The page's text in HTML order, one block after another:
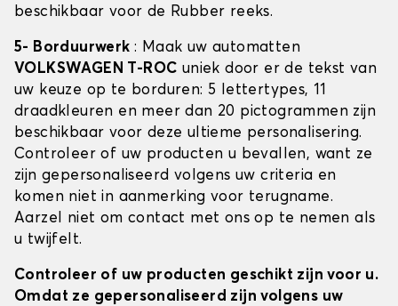
beschikbaar voor de Rubber reeks.
5- Borduurwerk : Maak uw automatten
VOLKSWAGEN T-ROC uniek door er de tekst van
uw keuze op te borduren: 5 lettertypes, 11
draadkleuren en meer dan 20 pictogrammen zijn
beschikbaar voor deze ultieme personalisering.
Controleer of uw producten u bevallen, want ze
zijn gepersonaliseerd volgens uw criteria en
komen niet in aanmerking voor terugname.
Aarzel niet om contact met ons op te nemen als
u twijfelt.
Controleer of uw producten geschikt zijn voor u.
Omdat ze gepersonaliseerd zijn volgens uw